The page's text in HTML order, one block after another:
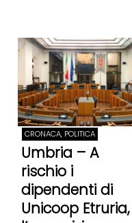
CRONACA, POLITICA
Umbria – A
rischio i
dipendenti di
Unicoop Etruria,